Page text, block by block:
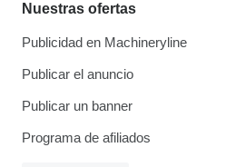
Nuestras ofertas
Publicidad en Machineryline
Publicar el anuncio
Publicar un banner
Programa de afiliados